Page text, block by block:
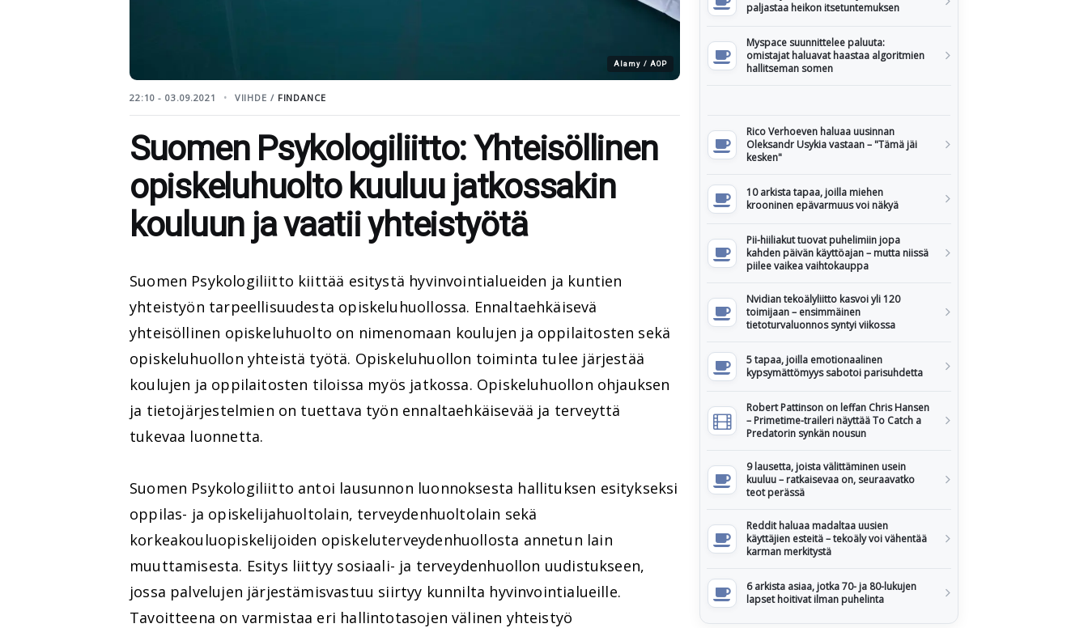
Alamy / AOP
22:10 - 03.09.2021 VIIHDE / FINDANCE
Suomen Psykologiliitto: Yhteisöllinen
opiskeluhuolto kuuluu jatkossakin
kouluun ja vaatii yhteistyötä
Suomen Psykologiliitto kiittää esitystä hyvinvointialueiden ja kuntien
yhteistyön tarpeellisuudesta opiskeluhuollossa. Ennaltaehkäisevä
yhteisöllinen opiskeluhuolto on nimenomaan koulujen ja oppilaitosten sekä
opiskeluhuollon yhteistä työtä. Opiskeluhuollon toiminta tulee järjestää
koulujen ja oppilaitosten tiloissa myös jatkossa. Opiskeluhuollon ohjauksen
ja tietojärjestelmien on tuettava työn ennaltaehkäisevää ja terveyttä
tukevaa luonnetta.
Suomen Psykologiliitto antoi lausunnon luonnoksesta hallituksen esitykseksi
oppilas- ja opiskelijahuoltolain, terveydenhuoltolain sekä
korkeakouluopiskelijoiden opiskeluterveydenhuollosta annetun lain
muuttamisesta. Esitys liittyy sosiaali- ja terveydenhuollon uudistukseen,
jossa palvelujen järjestämisvastuu siirtyy kunnilta hyvinvointialueille.
Tavoitteena on varmistaa eri hallintotasojen välinen yhteistyö
paljastaa heikon itsetuntemuksen
Myspace suunnittelee paluuta:
omistajat haluavat haastaa algoritmien
hallitseman somen
Rico Verhoeven haluaa uusinnan
Oleksandr Usykia vastaan – "Tämä jäi
kesken"
10 arkista tapaa, joilla miehen
krooninen epävarmuus voi näkyä
Pii-hiiliakut tuovat puhelimiin jopa
kahden päivän käyttöajan – mutta niissä
piilee vaikea vaihtokauppa
Nvidian tekoälyliitto kasvoi yli 120
toimijaan – ensimmäinen
tietoturvaluonnos syntyi viikossa
5 tapaa, joilla emotionaalinen
kypsymättömyys sabotoi parisuhdetta
Robert Pattinson on leffan Chris Hansen
– Primetime-traileri näyttää To Catch a
Predatorin synkän nousun
9 lausetta, joista välittäminen usein
kuuluu – ratkaisevaa on, seuraavatko
teot perässä
Reddit haluaa madaltaa uusien
käyttäjien esteitä – tekoäly voi vähentää
karman merkitystä
6 arkista asiaa, jotka 70- ja 80-lukujen
lapset hoitivat ilman puhelinta